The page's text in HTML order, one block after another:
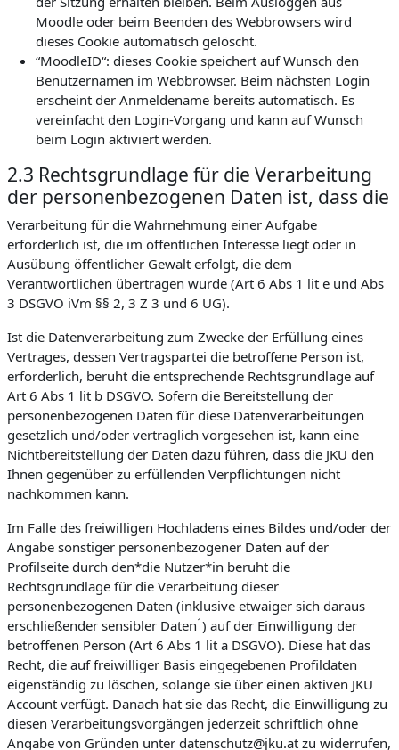
Moodle oder beim Beenden des Webbrowsers wird
dieses Cookie automatisch gelöscht.
“MoodleID“: dieses Cookie speichert auf Wunsch den
Benutzernamen im Webbrowser. Beim nächsten Login
erscheint der Anmeldename bereits automatisch. Es
vereinfacht den Login-Vorgang und kann auf Wunsch
beim Login aktiviert werden.
2.3 Rechtsgrundlage für die Verarbeitung
der personenbezogenen Daten ist, dass die
Verarbeitung für die Wahrnehmung einer Aufgabe
erforderlich ist, die im öffentlichen Interesse liegt oder in
Ausübung öffentlicher Gewalt erfolgt, die dem
Verantwortlichen übertragen wurde (Art 6 Abs 1 lit e und Abs
3 DSGVO iVm §§ 2, 3 Z 3 und 6 UG).
Ist die Datenverarbeitung zum Zwecke der Erfüllung eines
Vertrages, dessen Vertragspartei die betroffene Person ist,
erforderlich, beruht die entsprechende Rechtsgrundlage auf
Art 6 Abs 1 lit b DSGVO. Sofern die Bereitstellung der
personenbezogenen Daten für diese Datenverarbeitungen
gesetzlich und/oder vertraglich vorgesehen ist, kann eine
Nichtbereitstellung der Daten dazu führen, dass die JKU den
Ihnen gegenüber zu erfüllenden Verpflichtungen nicht
nachkommen kann.
Im Falle des freiwilligen Hochladens eines Bildes und/oder der
Angabe sonstiger personenbezogener Daten auf der
Profilseite durch den*die Nutzer*in beruht die
Rechtsgrundlage für die Verarbeitung dieser
personenbezogenen Daten (inklusive etwaiger sich daraus
erschließender sensibler Daten1) auf der Einwilligung der
betroffenen Person (Art 6 Abs 1 lit a DSGVO). Diese hat das
Recht, die auf freiwilliger Basis eingegebenen Profildaten
eigenständig zu löschen, solange sie über einen aktiven JKU
Account verfügt. Danach hat sie das Recht, die Einwilligung zu
diesen Verarbeitungsvorgängen jederzeit schriftlich ohne
Angabe von Gründen unter datenschutz@jku.at zu widerrufen,